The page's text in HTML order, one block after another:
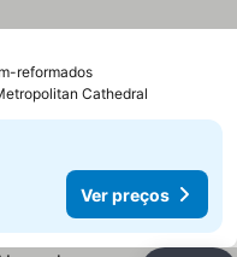
reformados
Cathedral
Ver preços